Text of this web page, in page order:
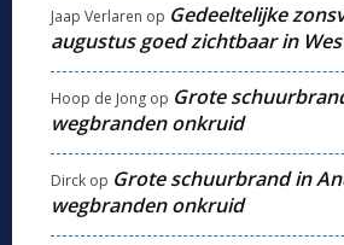
Jaap Verlaren op Gedeeltelijke
augustus goed zichtbaar in
Hoop de Jong op Grote
wegbranden onkruid
Dirck op Grote schuurbrand in
wegbranden onkruid